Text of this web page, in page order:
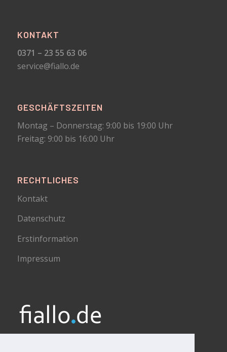
KONTAKT
0371 – 23 55 63 06
service@fiallo.de
GESCHÄFTSZEITEN
Montag – Donnerstag: 9:00 bis 19:00 Uhr
Freitag: 9:00 bis 16:00 Uhr
RECHTLICHES
Kontakt
Datenschutz
Erstinformation
Impressum